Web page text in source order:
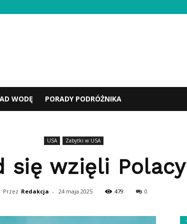
WODĘ PORADY PODRÓŻNIKA
USA Zabytki w USA
się wzięli
Przez Redakcja - 24 maja 2025 479 0